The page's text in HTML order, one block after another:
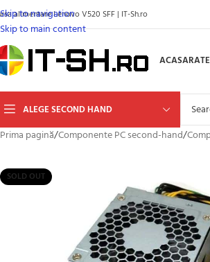
Skip to navigation
Skip to main content
alimentare Lenovo V520 SFF | IT-Sh.ro
ACASARATE
ALEGE SECOND HAND
Prima pagină/Componente PC second-hand/
SOLD OUT